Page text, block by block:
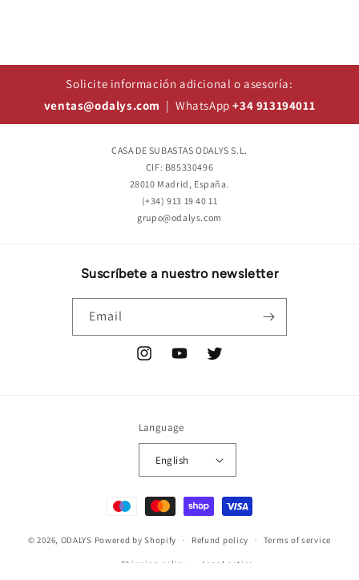
Solicite información adicional o asesoría:
ventas@odalys.com | WhatsApp+34 913194011
CASA DE SUBASTAS ODALYS S.L.
CIF: B85330496
28010 Madrid, España.
(+34) 913 19 40 11
grupo@odalys.com
Suscríbete a nuestro newsletter
Email
InstagramYouTubeTwitter
Language
English
Payment
methods
© 2026, ODALYS Powered by Shopify Refund policy Terms of service
Shipping policy Legal notice